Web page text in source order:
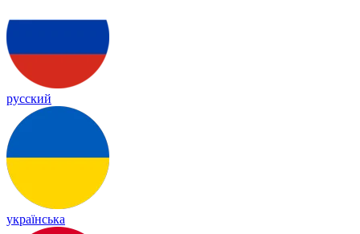
русский
українська